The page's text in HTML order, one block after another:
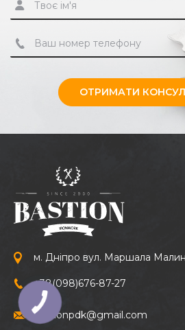
ОТРИМАТИ
м. Дніпро вул. Маршала
+38(098)676-87-27
bastionpdk@gmail.com